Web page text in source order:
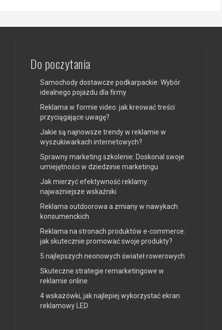
Do poczytania
Samochody dostawcze podkarpackie: Wybór
idealnego pojazdu dla firmy
Reklama w formie video: jak kreować treści
przyciągające uwagę?
Jakie są najnowsze trendy w reklamie w
wyszukiwarkach internetowych?
Sprawny marketing szkolenie: Doskonal swoje
umiejętności w dziedzinie marketingu
Jak mierzyć efektywność reklamy:
najważniejsze wskaźniki
Reklama outdoorowa a zmiany w nawykach
konsumenckich
Reklama na stronach produktów e-commerce:
jak skutecznie promować swoje produkty?
5 najlepszych neonowych świateł rowerowych
Skuteczne strategie remarketingowe w
reklamie online
4 wskazówki, jak najlepiej wykorzystać ekran
reklamowy LED